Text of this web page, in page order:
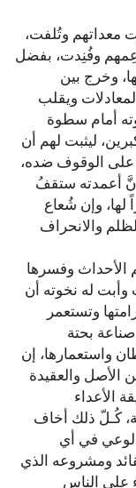
وتُلفت،
وفُنِدت، بفضل
وخرج بين
ويقلب
أمام سطوة
ليثبت لهم أن
على الوقوف ضده،
أعمدته ستقفُ
وإن شُعاع
والانحراف
وفسرها
له نخوته أن
وتستعمر
بحتة
واستعمارها، إن
الأصل والعقيدة
الأعداء
كُـلّ ذلك أخاف
الوعي في أي
ومشروعه الذي
على الناس